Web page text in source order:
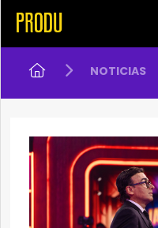
NOTICIAS